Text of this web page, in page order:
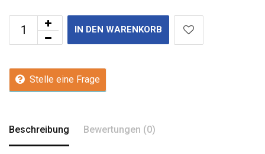
IN DEN WARENKORB
Stelle eine Frage
Beschreibung Bewertungen (0)